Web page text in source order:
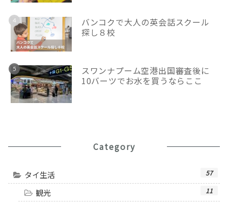
バンコクで大人の英会話スクール
探し８校
スワンナプーム空港出国審査後に
10バーツでお水を買うならここ
Category
タイ生活 57
観光 11